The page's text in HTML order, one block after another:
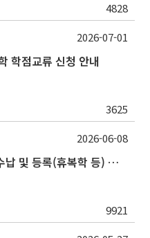
4828
학점교류 신청 안내
3625
2026-07-01
2026학년도 제2학기 등록금 수납 및 등록(휴복학 등) 일정 안내
9921
2026-06-08